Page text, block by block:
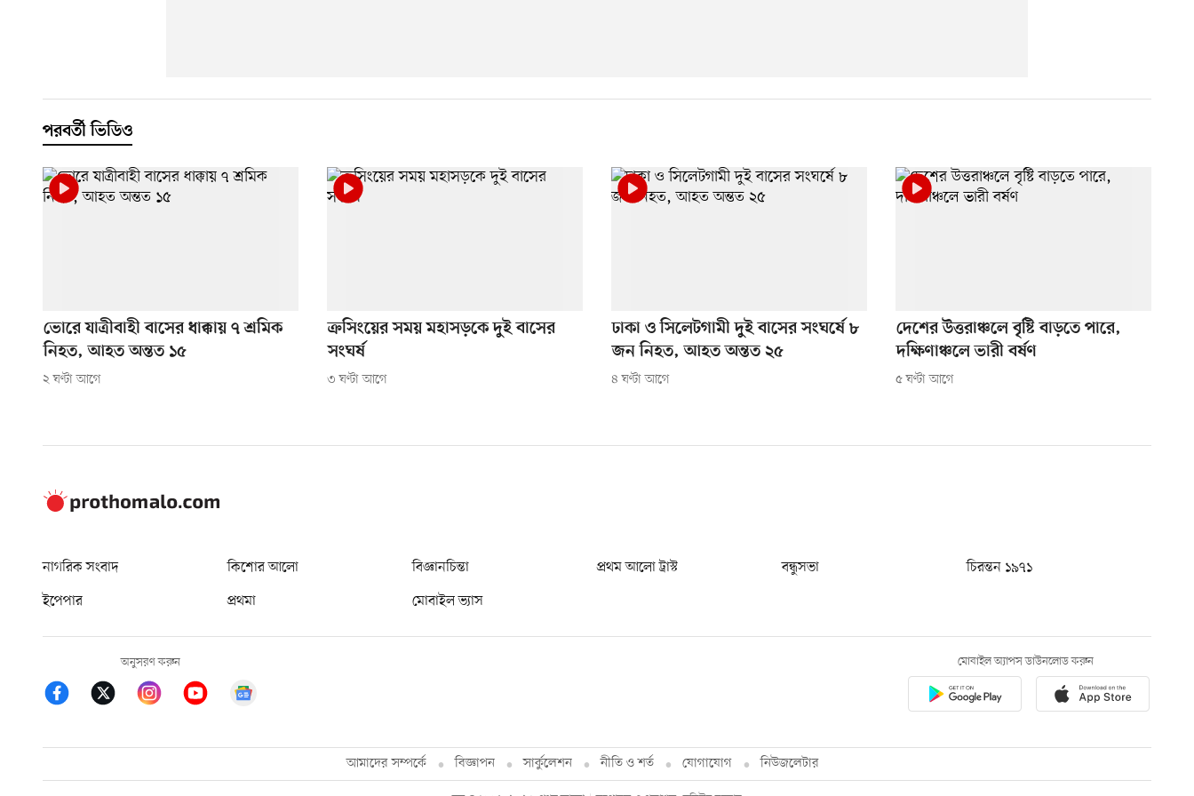
পরবর্তী ভিডিও
ভোরে যাত্রীবাহী বাসের ধাক্কায় ৭ শ্রমিক
নিহত, আহত অন্তত ১৫
২ ঘণ্টা আগে
ক্রসিংয়ের সময় মহাসড়কে দুই বাসের
সংঘর্ষ
৩ ঘণ্টা আগে
ঢাকা ও সিলেটগামী দুই বাসের সংঘর্ষে ৮
জন নিহত, আহত অন্তত ২৫
৪ ঘণ্টা আগে
দেশের উত্তরাঞ্চলে বৃষ্টি বাড়তে পারে,
দক্ষিণাঞ্চলে ভারী বর্ষণ
৫ ঘণ্টা আগে
নাগরিক সংবাদ কিশোর আলো বিজ্ঞানচিন্তা প্রথম আলো ট্রাস্ট বন্ধুসভা
চিরন্তন ১৯৭১
ইপেপার
প্রথমা মোবাইল ভ্যাস
অনুসরণ করুন মোবাইল অ্যাপস ডাউনলোড করুন
আমাদের সম্পর্কে বিজ্ঞাপন সার্কুলেশন নীতি ও শর্ত যোগাযোগ নিউজলেটার